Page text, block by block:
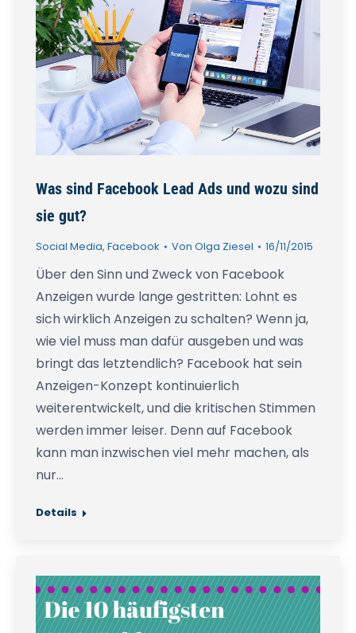
Was sind Facebook Lead Ads und wozu sind
sie gut?
Social Media, Facebook Von Olga Ziesel 16/11/2015
Über den Sinn und Zweck von Facebook
Anzeigen wurde lange gestritten: Lohnt es
sich wirklich Anzeigen zu schalten? Wenn ja,
wie viel muss man dafür ausgeben und was
bringt das letztendlich? Facebook hat sein
Anzeigen-Konzept kontinuierlich
weiterentwickelt, und die kritischen Stimmen
werden immer leiser. Denn auf Facebook
kann man inzwischen viel mehr machen, als
nur…
Details